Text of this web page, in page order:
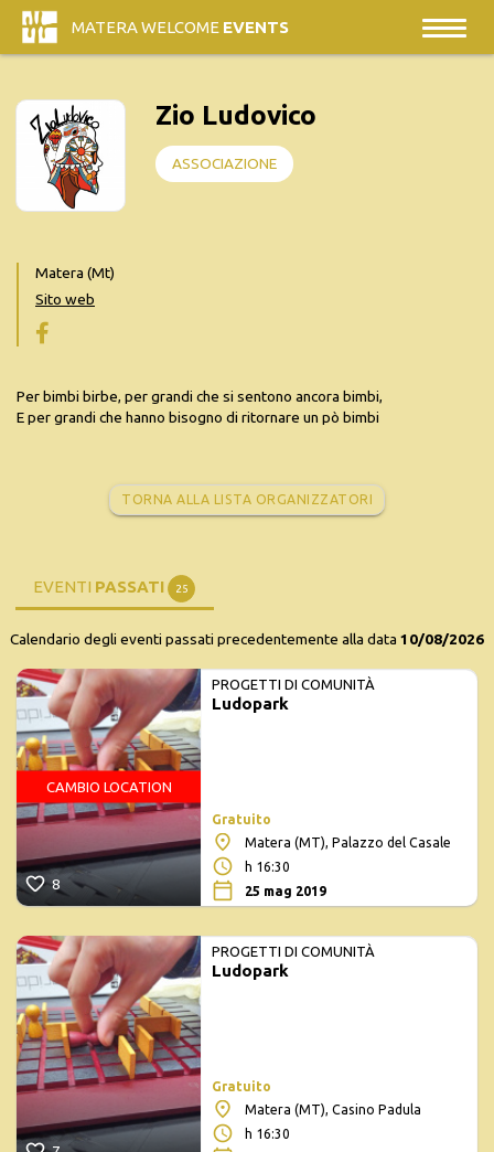
MATERA WELCOME EVENTS
Zio Ludovico
ASSOCIAZIONE
Matera (Mt)
Sito web
Per bimbi birbe, per grandi che si sentono ancora bimbi,
E per grandi che hanno bisogno di ritornare un pò bimbi
TORNA ALLA LISTA ORGANIZZATORI
EVENTI PASSATI 25
Calendario degli eventi passati precedentemente alla data 10/08/2026
8
CAMBIO LOCATION
PROGETTI DI COMUNITÀ
Ludopark
Gratuito
Matera (MT), Palazzo del Casale
h 16:30
25 mag 2019
PROGETTI DI COMUNITÀ
Ludopark
Gratuito
Matera (MT), Casino Padula
h 16:30